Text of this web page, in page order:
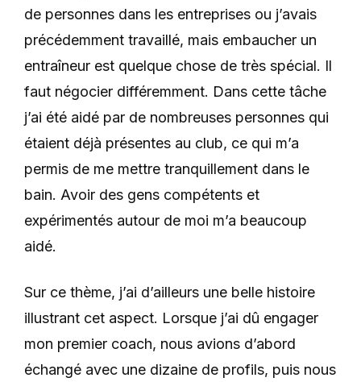
de personnes dans les entreprises ou j’avais
précédemment travaillé, mais embaucher un
entraîneur est quelque chose de très spécial. Il
faut négocier différemment. Dans cette tâche
j’ai été aidé par de nombreuses personnes qui
étaient déjà présentes au club, ce qui m’a
permis de me mettre tranquillement dans le
bain. Avoir des gens compétents et
expérimentés autour de moi m’a beaucoup
aidé.
Sur ce thème, j’ai d’ailleurs une belle histoire
illustrant cet aspect. Lorsque j’ai dû engager
mon premier coach, nous avions d’abord
échangé avec une dizaine de profils, puis nous